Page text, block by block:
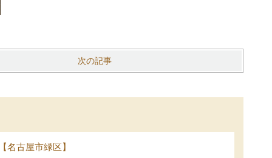
次の記事
古屋市緑区】